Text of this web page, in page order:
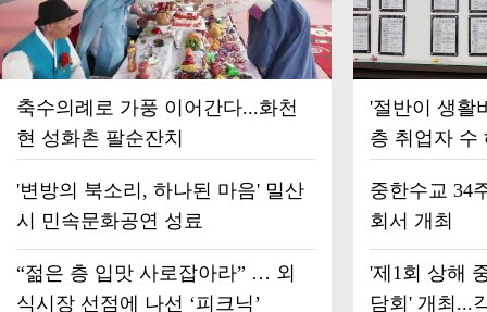
축수의례로 가풍 이어간다...화천
현 성화촌 팔순잔치
'변방의 북소리, 하나된 마음' 밀산
시 민속문화공연 성료
“젊은 층 입맛 사로잡아라” … 외
식시장 선점에 나선 ‘피크닉’
'절반이 생활
층 취업자 수
중한수교 34
회서 개최
'제1회 상해
담회' 개최...